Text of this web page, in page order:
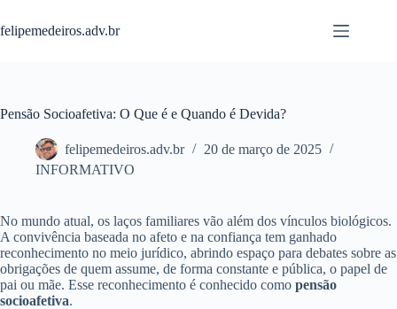
para
o
felipemedeiros.adv.br
Pensão Socioafetiva: O Que é e Quando é Devida?
felipemedeiros.adv.br
20 de março de 2025
INFORMATIVO
No mundo atual, os laços familiares vão além dos vínculos biológicos.
A convivência baseada no afeto e na confiança tem ganhado
reconhecimento no meio jurídico, abrindo espaço para debates sobre as
obrigações de quem assume, de forma constante e pública, o papel de
pai ou mãe. Esse reconhecimento é conhecido como pensão
socioafetiva.